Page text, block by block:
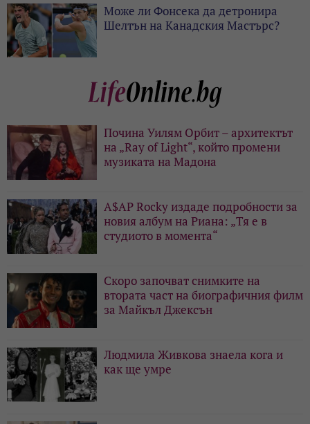
Може ли Фонсека да детронира
Шелтън на Канадския Мастърс?
Почина Уилям Орбит – архитектът
на „Ray of Light“, който промени
музиката на Мадона
A$AP Rocky издаде подробности за
новия албум на Риана: „Тя е в
студиото в момента“
Скоро започват снимките на
втората част на биографичния филм
за Майкъл Джексън
Людмила Живкова знаела кога и
как ще умре